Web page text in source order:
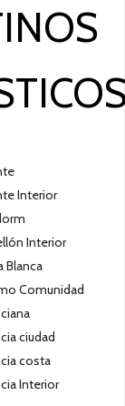
Interior
Interior
Blanca
Comunidad
ciudad
costa
Interior